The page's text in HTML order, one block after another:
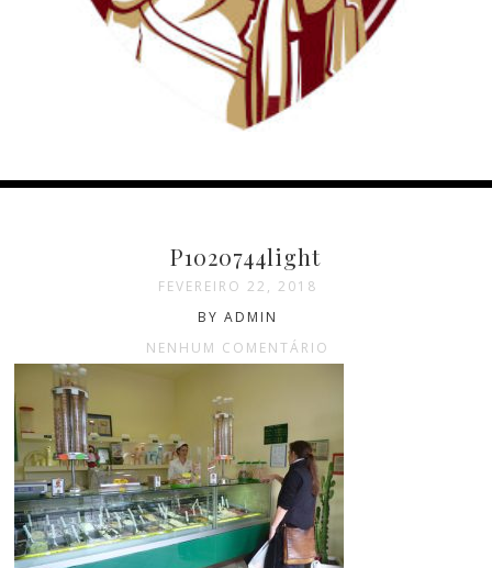
P1020744light
FEVEREIRO 22, 2018
BY ADMIN
NENHUM COMENTÁRIO